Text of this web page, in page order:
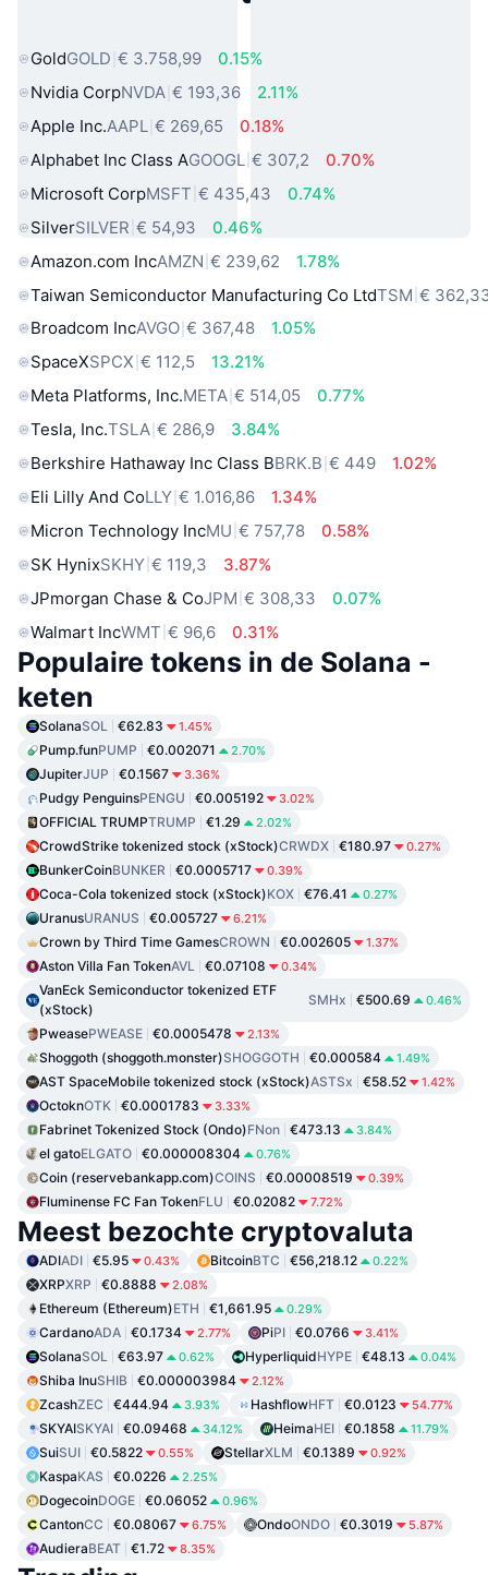
GoldGOLD € 3.758,99
0.15%
Nvidia CorpNVDA € 193,36
2.11%
Apple Inc.AAPL € 269,65
0.18%
Alphabet Inc Class AGOOGL € 307,2
0.70%
Microsoft CorpMSFT € 435,43
0.74%
SilverSILVER € 54,93
0.46%
Amazon.com IncAMZN € 239,62
1.78%
Taiwan Semiconductor Manufacturing Co LtdTSM €
Broadcom IncAVGO € 367,48
1.05%
SpaceXSPCX € 112,5
13.21%
Meta Platforms, Inc.META € 514,05
0.77%
Tesla, Inc.TSLA € 286,9
3.84%
Berkshire Hathaway Inc Class BBRK.B € 449
1.02%
Eli Lilly And CoLLY € 1.016,86
1.34%
Micron Technology IncMU € 757,78
0.58%
SK HynixSKHY € 119,3
3.87%
JPmorgan Chase & CoJPM € 308,33
0.07%
Walmart IncWMT € 96,6 0.31%
Populaire tokens in de Solana -
keten
SolanaSOL €62.83 1.45%
Pump.funPUMP €0.002071 2.70%
JupiterJUP €0.1567 3.36%
Pudgy PenguinsPENGU €0.005192 3.02%
OFFICIAL TRUMPTRUMP €1.29 2.02%
CrowdStrike tokenized stock (xStock)CRWDX €180.97 0.27%
BunkerCoinBUNKER €0.0005717 0.39%
Coca-Cola tokenized stock (xStock)KOX €76.41 0.27%
UranusURANUS €0.005727 6.21%
Crown by Third Time GamesCROWN €0.002605 1.37%
Aston Villa Fan TokenAVL €0.07108 0.34%
VanEck Semiconductor tokenized ETF
(xStock)
SMHx €500.69 0.46%
PweasePWEASE €0.0005478 2.13%
Shoggoth (shoggoth.monster)SHOGGOTH €0.000584 1.49%
AST SpaceMobile tokenized stock (xStock)ASTSx €58.52 1.42%
OctoknOTK €0.0001783 3.33%
Fabrinet Tokenized Stock (Ondo)FNon €473.13 3.84%
el gatoELGATO €0.000008304 0.76%
Coin (reservebankapp.com)COINS €0.00008519 0.39%
Fluminense FC Fan TokenFLU €0.02082 7.72%
Meest bezochte cryptovaluta
ADIADI €5.95 0.43% BitcoinBTC €56,218.12 0.22%
XRPXRP €0.8888 2.08%
Ethereum (Ethereum)ETH €1,661.95 0.29%
CardanoADA €0.1734 2.77% PiPI €0.0766 3.41%
SolanaSOL €63.97 0.62% HyperliquidHYPE €48.13 0.04%
Shiba InuSHIB €0.000003984 2.12%
ZcashZEC €444.94 3.93% HashflowHFT €0.0123 54.77%
SKYAISKYAI €0.09468 34.12% HeimaHEI €0.1858 11.79%
SuiSUI €0.5822 0.55% StellarXLM €0.1389 0.92%
KaspaKAS €0.0226 2.25%
DogecoinDOGE €0.06052 0.96%
CantonCC €0.08067 6.75% OndoONDO €0.3019 5.87%
AudieraBEAT €1.72 8.35%